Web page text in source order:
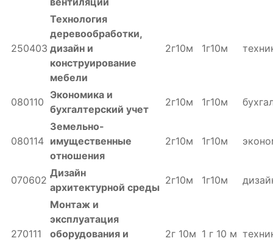
250403
Технология
деревообработки,
дизайн и
конструирование
мебели
2г10м 1г10м
080110
Экономика и
бухгалтерский учет
2г10м 1г10м
080114
Земельно-
имущественные
отношения
2г10м 1г10м
070602
Дизайн
архитектурной среды
2г10м 1г10м
270111
Монтаж и
эксплуатация
оборудования и
2г 10м 1 г 10 м